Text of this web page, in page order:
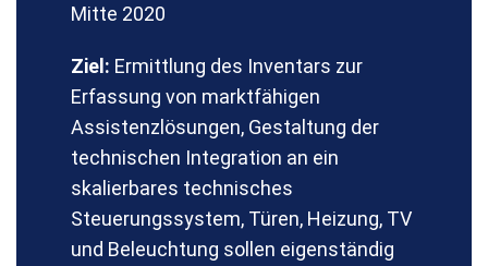
Mitte 2020
Ziel: Ermittlung des Inventars zur
Erfassung von marktfähigen
Assistenzlösungen, Gestaltung der
technischen Integration an ein
skalierbares technisches
Steuerungssystem, Türen, Heizung, TV
und Beleuchtung sollen eigenständig